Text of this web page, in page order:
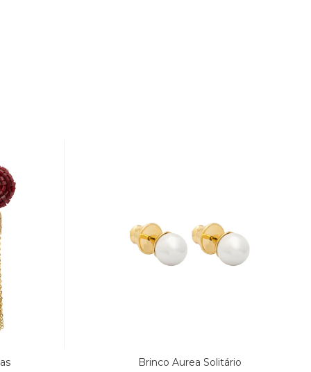
Brinco Aurea Solitário